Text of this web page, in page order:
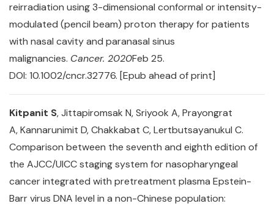
reirradiation using 3-dimensional conformal or intensity-
modulated (pencil beam) proton therapy for patients
with nasal cavity and paranasal sinus
malignancies. Cancer. 2020Feb 25.
DOI: 10.1002/cncr.32776. [Epub ahead of print]
Kitpanit S, Jittapiromsak N, Sriyook A, Prayongrat
A, Kannarunimit D, Chakkabat C, Lertbutsayanukul C.
Comparison between the seventh and eighth edition of
the AJCC/UICC staging system for nasopharyngeal
cancer integrated with pretreatment plasma Epstein-
Barr virus DNA level in a non-Chinese population: